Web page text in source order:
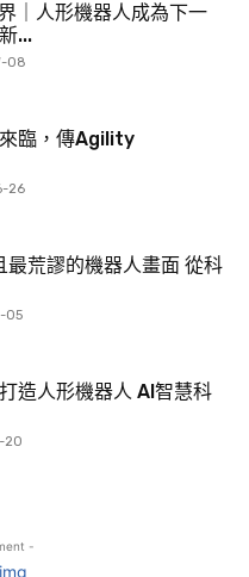
｜人形機器人成為下一
...
08
臨，傳Agility
26
荒謬的機器人畫面 從科
05
造人形機器人 AI智慧科
20
-